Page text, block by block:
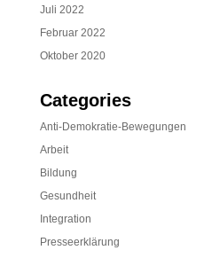
Juli 2022
Februar 2022
Oktober 2020
Categories
Anti-Demokratie-Bewegungen
Arbeit
Bildung
Gesundheit
Integration
Presseerklärung